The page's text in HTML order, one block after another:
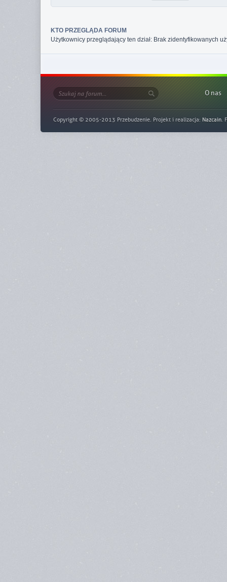
KTO PRZEGLĄDA FORUM
Użytkownicy przeglądający ten dział: Brak zidentyfikowanych
O nas
Copyright © 2005-2013 Przebudzenie. Projekt i realizacja: Nazcain.